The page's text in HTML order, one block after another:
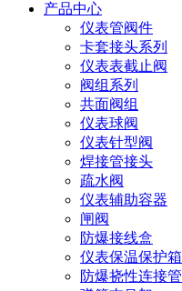
产品中心
仪表管阀件
卡套接头系列
仪表表截止阀
阀组系列
共面阀组
仪表球阀
仪表针型阀
焊接管接头
疏水阀
仪表辅助容器
闸阀
防爆接线盒
仪表保温保护箱
防爆挠性连接管